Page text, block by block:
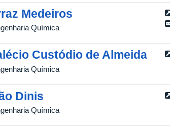
Medeiros
Química
Custódio de Almeida
Química
Dinis
Química